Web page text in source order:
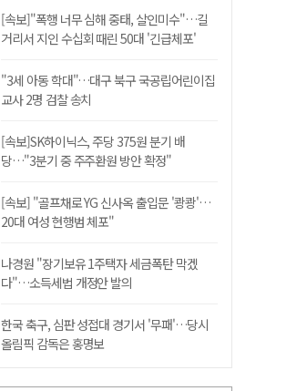
[속보]"폭행 너무 심해 중태, 살인미수"…길
거리서 지인 수십회 때린 50대 '긴급체포'
"3세 아동 학대"…대구 북구 국공립어린이집
교사 2명 검찰 송치
[속보]SK하이닉스, 주당 375원 분기 배
당…"3분기 중 주주환원 방안 확정"
[속보] "골프채로 YG 신사옥 출입문 '쾅쾅'…
20대 여성 현행범 체포"
나경원 "장기보유 1주택자 세금폭탄 막겠
다"…소득세법 개정안 발의
한국 축구, 심판 성접대 경기서 '무패'…당시
올림픽 감독은 홍명보